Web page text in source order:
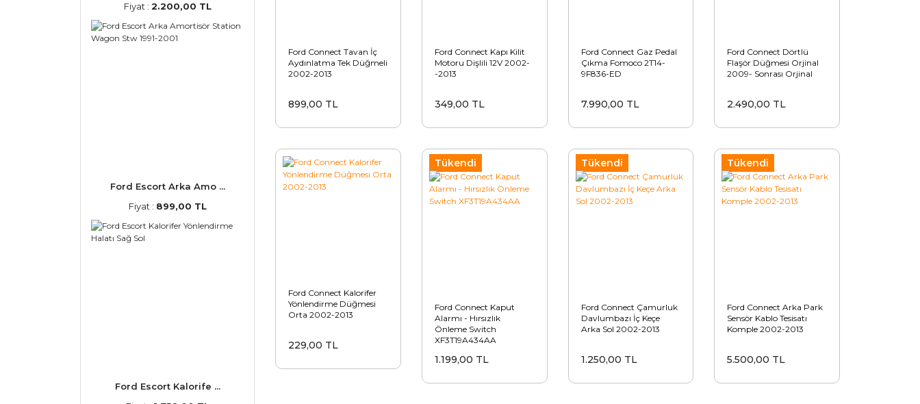
Fiyat : 2.200,00 TL
Ford Escort Arka Amo ...
Fiyat : 899,00 TL
Ford Escort Kalorife ...
Ford Connect Tavan İç
Aydınlatma Tek Düğmeli
2002-2013
899,00 TL
Ford Connect Kapı Kilit
Motoru Dişlili 12V 2002-
-2013
349,00 TL
Ford Connect Gaz Pedal
Çıkma Fomoco 2T14-
9F836-ED
7.990,00 TL
Ford Connect Dörtlü
Flaşör Düğmesi Orjinal
2009- Sonrası Orjinal
2.490,00 TL
Ford Connect Kalorifer
Yönlendirme Düğmesi
Orta 2002-2013
229,00 TL
Tükendi
Ford Connect Kaput
Alarmı - Hırsızlık
Önleme Switch
XF3T19A434AA
1.199,00 TL
Tükendi
Ford Connect Çamurluk
Davlumbazı İç Keçe
Arka Sol 2002-2013
1.250,00 TL
Tükendi
Ford Connect Arka Park
Sensör Kablo Tesisatı
Komple 2002-2013
5.500,00 TL